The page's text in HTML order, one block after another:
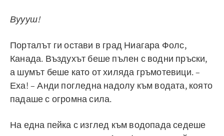
Вуууш!
Порталът ги остави в град Ниагара Фолс,
Канада. Въздухът беше пълен с водни пръски,
а шумът беше като от хиляда гръмотевици. –
Еха! – Анди погледна надолу към водата, която
падаше с огромна сила.
На една пейка с изглед към водопада седеше